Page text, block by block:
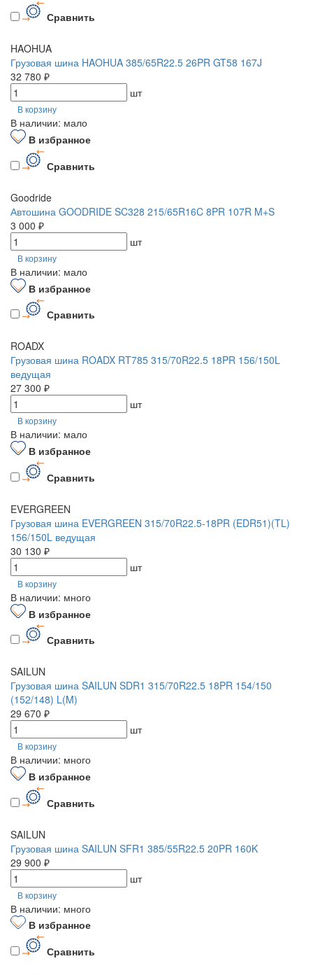
Сравнить
HAOHUA
Грузовая шина HAOHUA 385/65R22.5 26PR GT58 167J
32 780 ₽
шт
В корзину
В наличии: мало
В избранное
Сравнить
Goodride
Автошина GOODRIDE SC328 215/65R16C 8PR 107R M+S
3 000 ₽
шт
В корзину
В наличии: мало
В избранное
Сравнить
ROADX
Грузовая шина ROADX RT785 315/70R22.5 18PR 156/150L
ведущая
27 300 ₽
шт
В корзину
В наличии: мало
В избранное
Сравнить
EVERGREEN
Грузовая шина EVERGREEN 315/70R22.5-18PR (EDR51)(TL)
156/150L ведущая
30 130 ₽
шт
В корзину
В наличии: много
В избранное
Сравнить
SAILUN
Грузовая шина SAILUN SDR1 315/70R22.5 18PR 154/150
(152/148) L(M)
29 670 ₽
шт
В корзину
В наличии: много
В избранное
Сравнить
SAILUN
Грузовая шина SAILUN SFR1 385/55R22.5 20PR 160K
29 900 ₽
шт
В корзину
В наличии: много
В избранное
Сравнить